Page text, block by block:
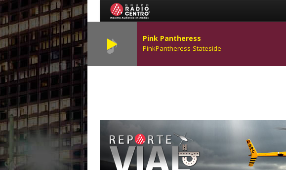
Pink Pantheress
PinkPantheress-Stateside